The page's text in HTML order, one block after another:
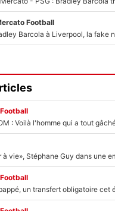
Football
: Voilà l'homme qui a tout
un transfert obligatoire cet